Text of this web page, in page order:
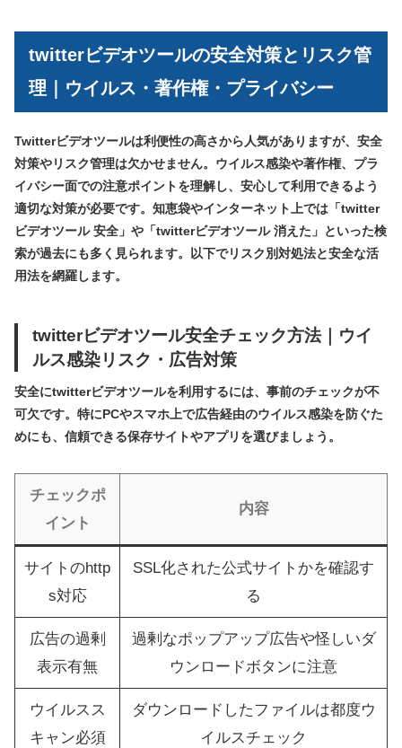
twitterビデオツールの安全対策とリスク管
理｜ウイルス・著作権・プライバシー
Twitterビデオツールは利便性の高さから人気がありますが、安全
対策やリスク管理は欠かせません。ウイルス感染や著作権、プラ
イバシー面での注意ポイントを理解し、安心して利用できるよう
適切な対策が必要です。知恵袋やインターネット上では「twitter
ビデオツール 安全」や「twitterビデオツール 消えた」といった検
索が過去にも多く見られます。以下でリスク別対処法と安全な活
用法を網羅します。
twitterビデオツール安全チェック方法｜ウイ
ルス感染リスク・広告対策
安全にtwitterビデオツールを利用するには、事前のチェックが不
可欠です。特にPCやスマホ上で広告経由のウイルス感染を防ぐた
めにも、信頼できる保存サイトやアプリを選びましょう。
チェックポ
イント
内容
サイトのhttp
s対応
SSL化された公式サイトかを確認す
る
広告の過剰
表示有無
過剰なポップアップ広告や怪しいダ
ウンロードボタンに注意
ウイルスス
キャン必須
ダウンロードしたファイルは都度ウ
イルスチェック